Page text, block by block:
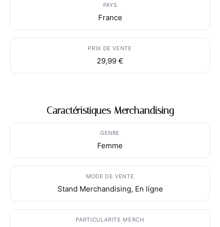
PAYS
France
PRIX DE VENTE
29,99 €
Caractéristiques Merchandising
GENRE
Femme
MODE DE VENTE
Stand Merchandising, En ligne
PARTICULARITE MERCH